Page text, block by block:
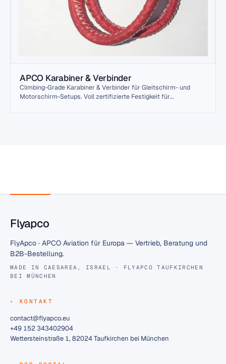
APCO Karabiner & Verbinder
Climbing-Grade Karabiner & Verbinder für Gleitschirm- und
Motorschirm-Setups. Voll zertifizierte Festigkeit für
Flyapco
FlyApco · APCO Aviation für Europa — Vertrieb, Beratung und
B2B-Bestellung.
MADE IN CAESAREA, ISRAEL · FLYAPCO TAUFKIRCHEN
BEI MÜNCHEN
KONTAKT
contact@flyapco.eu
+49 152 343402904
Wettersteinstraße 1, 82024 Taufkirchen bei München